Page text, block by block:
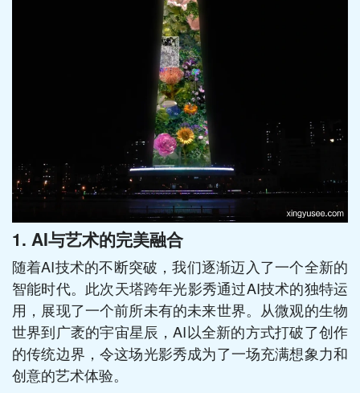
1. AI与艺术的完美融合
随着AI技术的不断突破，我们逐渐迈入了一个全新的
智能时代。此次天塔跨年光影秀通过AI技术的独特运
用，展现了一个前所未有的未来世界。从微观的生物
世界到广袤的宇宙星辰，AI以全新的方式打破了创作
的传统边界，令这场光影秀成为了一场充满想象力和
创意的艺术体验。